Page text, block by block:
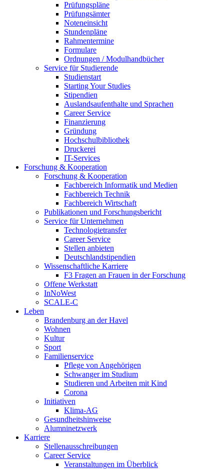
Prüfungspläne
Prüfungsämter
Noteneinsicht
Stundenpläne
Rahmentermine
Formulare
Ordnungen / Modulhandbücher
Service für Studierende
Studienstart
Starting Your Studies
Stipendien
Auslandsaufenthalte und Sprachen
Career Service
Finanzierung
Gründung
Hochschulbibliothek
Druckerei
IT-Services
Forschung & Kooperation
Forschung & Kooperation
Fachbereich Informatik und Medien
Fachbereich Technik
Fachbereich Wirtschaft
Publikationen und Forschungsbericht
Service für Unternehmen
Technologietransfer
Career Service
Stellen anbieten
Deutschlandstipendien
Wissenschaftliche Karriere
F3 Fragen an Frauen in der Forschung
Offene Werkstatt
InNoWest
SCALE-C
Leben
Brandenburg an der Havel
Wohnen
Kultur
Sport
Familienservice
Pflege von Angehörigen
Schwanger im Studium
Studieren und Arbeiten mit Kind
Corona
Initiativen
Klima-AG
Gesundheitshinweise
Alumninetzwerk
Karriere
Stellenausschreibungen
Career Service
Veranstaltungen im Überblick